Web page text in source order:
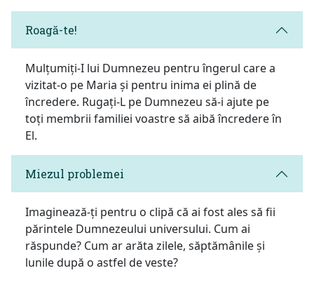
Roagă-te!
Mulțumiți-I lui Dumnezeu pentru îngerul care a
vizitat-o pe Maria și pentru inima ei plină de
încredere. Rugați-L pe Dumnezeu să-i ajute pe
toți membrii familiei voastre să aibă încredere în
El.
Miezul problemei
Imaginează-ți pentru o clipă că ai fost ales să fii
părintele Dumnezeului universului. Cum ai
răspunde? Cum ar arăta zilele, săptămânile și
lunile după o astfel de veste?